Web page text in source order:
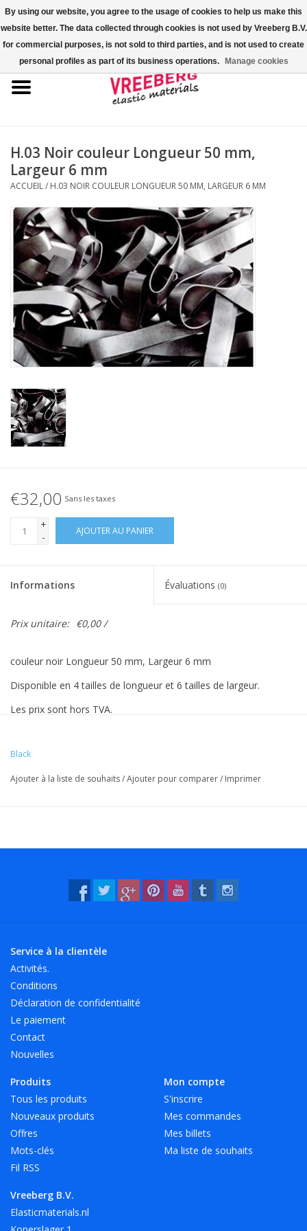
0 Articles - €0,00
Accueil
Élastiques colorés
Corde élastique
Élastiques pour palette
Élastiques en croix ou en H
Fastfix
Élastique noué
Offre élastiques Blanc !
H.03 Noir couleur Longueur 50 mm,
Largeur 6 mm
ACCUEIL/ H.03 NOIR COULEUR LONGUEUR 50 MM, LARGEUR 6 MM
€32,00 Sans les taxes
+
-
AJOUTER AU PANIER
Informations Évaluations (0)
Prix unitaire: €0,00 /
couleur noir Longueur 50 mm, Largeur 6 mm
Disponible en 4 tailles de longueur et 6 tailles de largeur.
Les prix sont hors TVA.
Ceci s'applique à toutes les couleurs!
- 12 belles couleurs vives, également transparentes!
Disponible en 4 tailles de longueur et 6 tailles de largeur.
D'autres tailles et couleurs sur demande.
Surtout pour A4, nous avons couleur avec une longueur de
180 mm en rouge, blanc et noir.
Les couleurs Vreeberg ne résistent pas à la chaleur, à l'huile,
à la graisse et aux aràªtes vives.
Black
Ajouter à la liste de souhaits/Ajouter pour comparer/ Imprimer
Service à la clientèle
Activités.
Conditions
Déclaration de confidentialité
Le paiement
Contact
Nouvelles
Produits
Tous les produits
Nouveaux produits
Offres
Mots-clés
Fil RSS
Mon compte
S'inscrire
Mes commandes
Mes billets
Ma liste de souhaits
Vreeberg B.V.
Elasticmaterials.nl
By using our website, you agree to the usage of cookies to help us make this
website better. The data collected through cookies is not used by Vreeberg B.V.
for commercial purposes, is not sold to third parties, and is not used to create
personal profiles as part of its business operations.
Manage cookies